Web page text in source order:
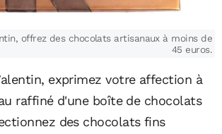
offrez des chocolats artisanaux à moins de
45 euros.
exprimez votre affection à
raffiné d'une boîte de chocolats
des chocolats fins